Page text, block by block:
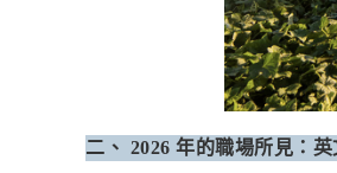
二、 2026 年的職場所見：